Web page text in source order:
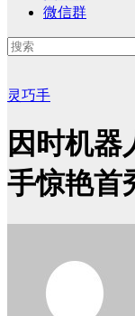
微信群
灵巧手
因时机器
手惊艳首